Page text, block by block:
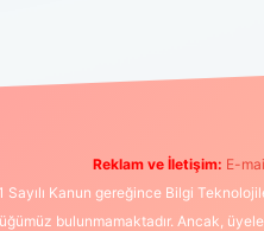
Reklam ve İletişim: E-
Sayılı Kanun gereğince Bilgi
bulunmamaktadır. Ancak,